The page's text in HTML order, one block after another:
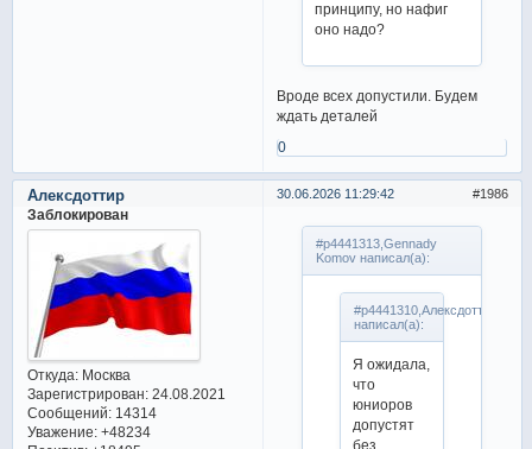
принципу, но нафиг
оно надо?
Вроде всех допустили. Будем
ждать деталей
0
1986
30.06.2026 11:29:42
Алексдоттир
Заблокирован
Откуда:Москва
Зарегистрирован: 24.08.2021
Сообщений:14314
Уважение: +48234
#p4441313,Gennady
Komov написал(а):
#p4441310,Алексдоттир
написал(а):
Я ожидала,
что
юниоров
допустят
без